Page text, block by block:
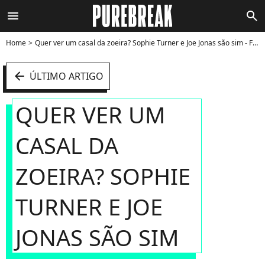
menu search
Home Quer ver um casal da zoeira? Sophie Turner e Joe Jonas são sim - Foto
arrow_left ÚLTIMO ARTIGO
QUER VER UM
CASAL DA
ZOEIRA? SOPHIE
TURNER E JOE
JONAS SÃO SIM